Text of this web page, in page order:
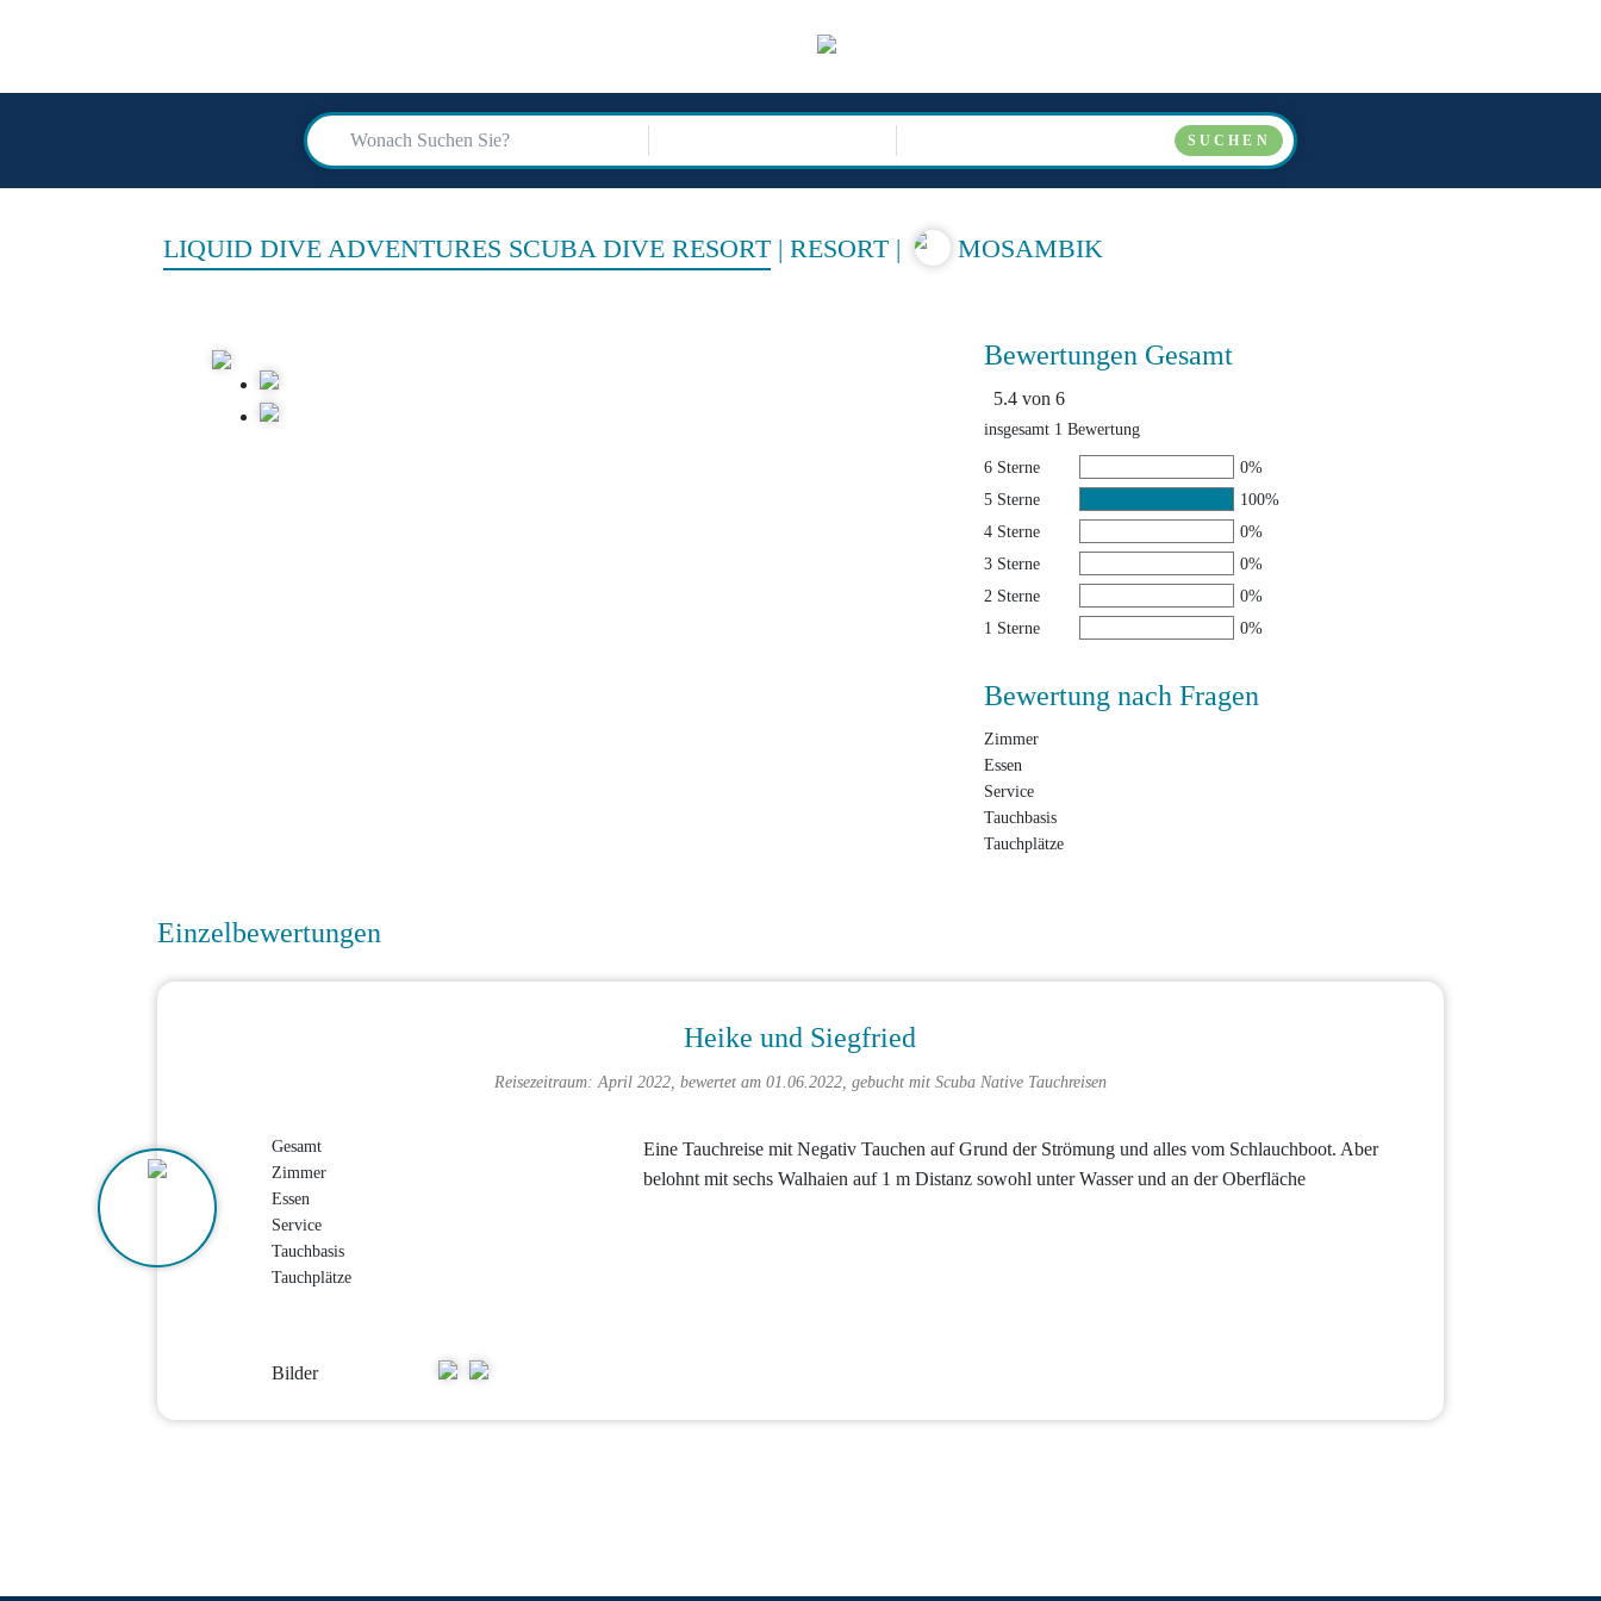
SUCHEN
LIQUID DIVE ADVENTURES SCUBA DIVE RESORT | RESORT | MOSAMBIK
Bewertungen Gesamt
5.4 von 6
insgesamt 1 Bewertung
6 Sterne
0%
5 Sterne
100%
4 Sterne
0%
3 Sterne
0%
2 Sterne
0%
1 Sterne
0%
Bewertung nach Fragen
Zimmer
Essen
Service
Tauchbasis
Tauchplätze
Einzelbewertungen
Heike und Siegfried
Reisezeitraum: April 2022, bewertet am 01.06.2022, gebucht mit Scuba Native Tauchreisen
Gesamt
Zimmer
Essen
Service
Tauchbasis
Tauchplätze
Eine Tauchreise mit Negativ Tauchen auf Grund der Strömung und alles vom Schlauchboot. Aber
belohnt mit sechs Walhaien auf 1 m Distanz sowohl unter Wasser und an der Oberfläche
Bilder